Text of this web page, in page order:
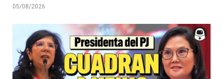
05/08/2026